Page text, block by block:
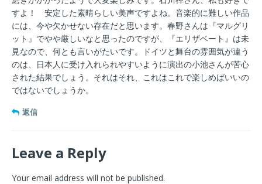
すよ！ 安定した素晴らしい美声ですよね。音楽的に難しい作品
には、今や欠かせない存在だと思います。春野さんは『マルグリ
ット』でやや厳しいなと思ったのですが、『エリザベート』は未
見なので、何とも言いがたいです。ドイツと舞台の雰囲気が違う
のは、日本人に受け入れられやすいように演出の小池さんが苦心
された結果でしょう。それはそれ、これはこれで楽しめばいいの
ではないでしょうか。
返信
Leave a Reply
Your email address will not be published.